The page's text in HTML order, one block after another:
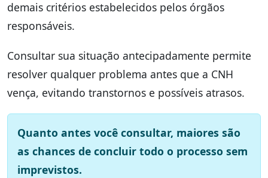
demais critérios estabelecidos pelos órgãos
responsáveis.
Consultar sua situação antecipadamente permite
resolver qualquer problema antes que a CNH
vença, evitando transtornos e possíveis atrasos.
Quanto antes você consultar, maiores são
as chances de concluir todo o processo sem
imprevistos.